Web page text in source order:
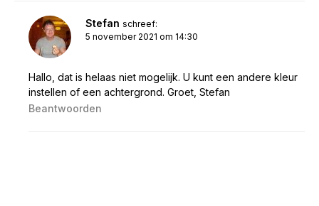
Stefan schreef:
5 november 2021 om 14:30
Hallo, dat is helaas niet mogelijk. U kunt een andere kleur
instellen of een achtergrond. Groet, Stefan
Beantwoorden